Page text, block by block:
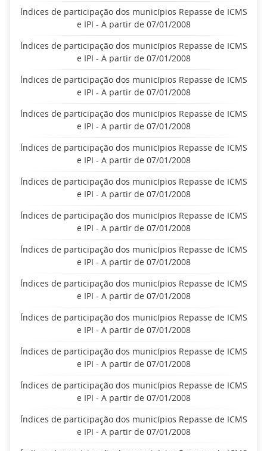
Índices de participação dos municípios Repasse de ICMS
e IPI - A partir de 07/01/2008
Índices de participação dos municípios Repasse de ICMS
e IPI - A partir de 07/01/2008
Índices de participação dos municípios Repasse de ICMS
e IPI - A partir de 07/01/2008
Índices de participação dos municípios Repasse de ICMS
e IPI - A partir de 07/01/2008
Índices de participação dos municípios Repasse de ICMS
e IPI - A partir de 07/01/2008
Índices de participação dos municípios Repasse de ICMS
e IPI - A partir de 07/01/2008
Índices de participação dos municípios Repasse de ICMS
e IPI - A partir de 07/01/2008
Índices de participação dos municípios Repasse de ICMS
e IPI - A partir de 07/01/2008
Índices de participação dos municípios Repasse de ICMS
e IPI - A partir de 07/01/2008
Índices de participação dos municípios Repasse de ICMS
e IPI - A partir de 07/01/2008
Índices de participação dos municípios Repasse de ICMS
e IPI - A partir de 07/01/2008
Índices de participação dos municípios Repasse de ICMS
e IPI - A partir de 07/01/2008
Índices de participação dos municípios Repasse de ICMS
e IPI - A partir de 07/01/2008